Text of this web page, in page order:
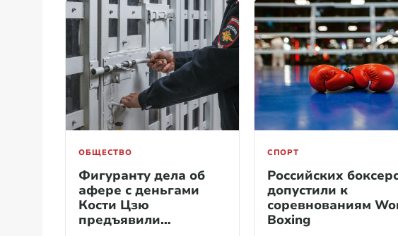
ОБЩЕСТВО
Фигуранту дела об
афере с деньгами
Кости Цзю
предъявили
СПОРТ
Российских
допустили к
соревнованиям
Boxing